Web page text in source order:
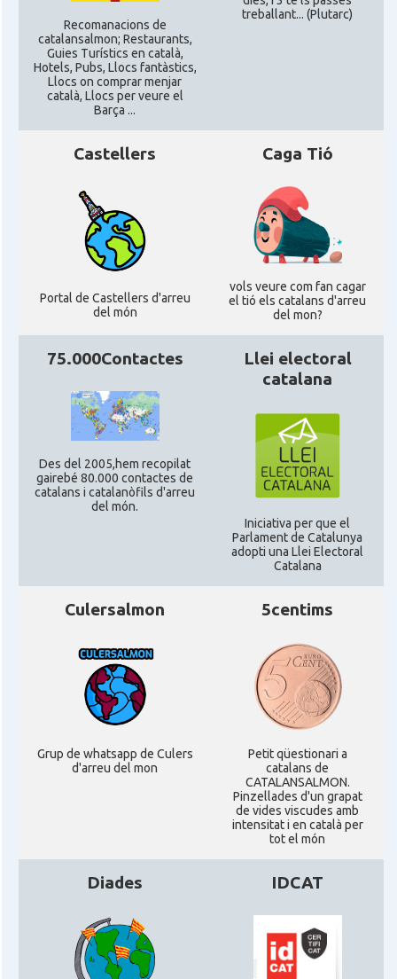
Catalans a MILTON KEYNES
CAMON Catalans a Newcastle upon Tyne
CAMON
CAMON Catalans a Portsmouth
CAMON
Catalans a RUGBY
Catalans a SHEFFIELD
CAMON Catalans a SOUTHAMPTON
CAMON Catalans a STIRLING
Catalans a WIGHT
Casal Centre Català d'Escòcia
Delegació del Govern al Regne Unit i
Irlanda
Consolat general a Edinburgh
Ambaixada
* + ambaixades i consolats
Recomanacions de
catalansalmon; Restaurants,
Guies Turístics en català,
Hotels, Pubs, Llocs fantàstics,
Llocs on comprar menjar
català, Llocs per veure el
Barça ...
treballant... (Plutarc)
Castellers
Portal de Castellers d'arreu
del món
Caga Tió
vols veure com fan cagar
el tió els catalans d'arreu
del mon?
75.000Contactes
Des del 2005,hem recopilat
gairebé 80.000 contactes de
catalans i catalanòfils d'arreu
del món.
Llei electoral
catalana
Iniciativa per que el
Parlament de Catalunya
adopti una Llei Electoral
Catalana
Culersalmon
Grup de whatsapp de Culers
d'arreu del mon
5centims
Petit qüestionari a
catalans de
CATALANSALMON.
Pinzellades d'un grapat
de vides viscudes amb
intensitat i en català per
tot el món
Diades IDCAT